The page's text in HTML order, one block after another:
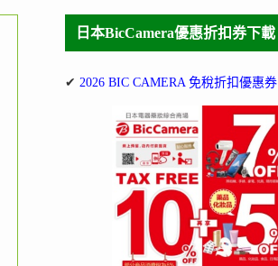
日本BicCamera優惠折扣券下載
✔ 2026 BIC CAMERA 免稅折扣優惠券